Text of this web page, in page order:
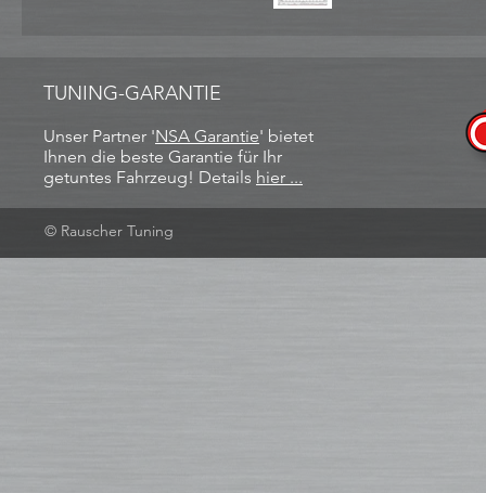
TUNING-GARANTIE
Unser Partner 'NSA Garantie​' bietet
Ihnen die beste Garantie für Ihr
getuntes Fahrzeug! Details hier ...
© Rauscher Tuning